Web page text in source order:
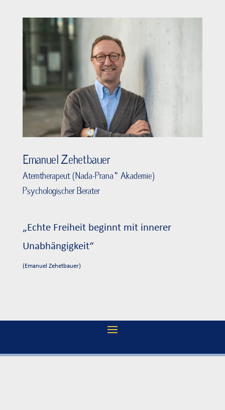
Emanuel Zehetbauer
Atemtherapeut (Nada-Prana® Akademie)
Psychologischer Berater
„Echte Freiheit beginnt mit innerer
Unabhängigkeit“
(Emanuel Zehetbauer)